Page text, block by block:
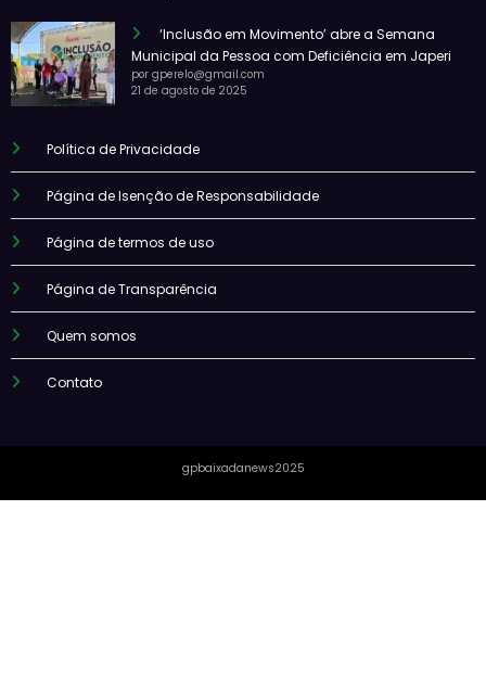
‘Inclusão em Movimento’ abre a Semana
Municipal da Pessoa com Deficiência em Japeri
por gperelo@gmail.com
21 de agosto de 2025
Política de Privacidade
Página de Isenção de Responsabilidade
Página de termos de uso
Página de Transparência
Quem somos
Contato
gpbaixadanews2025